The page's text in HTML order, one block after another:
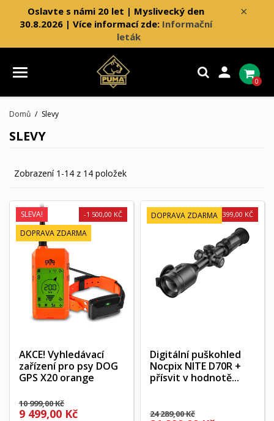
×
Oslavte s námi 20 let | Myslivecký den
30.8.2026 | Více informací zde: Informační
leták

0
Domů Slevy
SLEVY
Zobrazení 1-14 z 14 položek
SLEVA!
DOPRAVA ZDARMA
AKCE! Vyhledávací
zařízení pro psy DOG
GPS X20 orange
10 999,00 Kč
-1 500,00 KČ
9 499,00 Kč
DOPRAVA ZDARMA
Digitální puškohled
Nocpix NITE D70R +
přísvit v hodnotě...
24 289,00 Kč
-2 399,00 KČ